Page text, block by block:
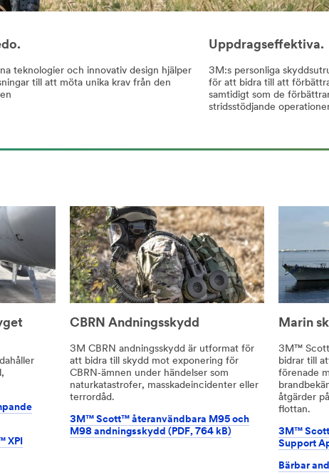
teknologier och innovativ design hjälper
till att möta unika krav från den
Uppdragseffektiva.
3M:s personliga
för att bidra till att
samtidigt som de
stridsstödjande
XPI
CBRN Andningsskydd
3M CBRN andningsskydd är utformat för
att bidra till skydd mot exponering för
CBRN‑ämnen under händelser som
naturkatastrofer, masskadeincidenter eller
terrordåd.
3M™ Scott™ återanvändbara M95 och
M98 andningsskydd (PDF, 764 kB)
Marin
3M™
bidrar till
förenade
åtgärder
flottan.
3M™
Support
Bärbar